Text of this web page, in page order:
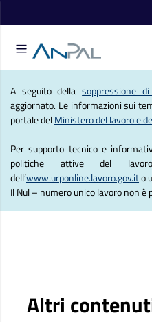
Agenzia
A seguito dellasoppressione
aggiornato. Le informazioni sui
portale delMinistero del lavoro e
Per supporto tecnico e
politiche attive del
dell’www.urponline.lavoro.gov.ito
Il Nul – numero unico lavoro non è
Altri